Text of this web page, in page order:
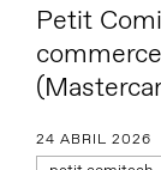
Petit
24 ABRIL 2026